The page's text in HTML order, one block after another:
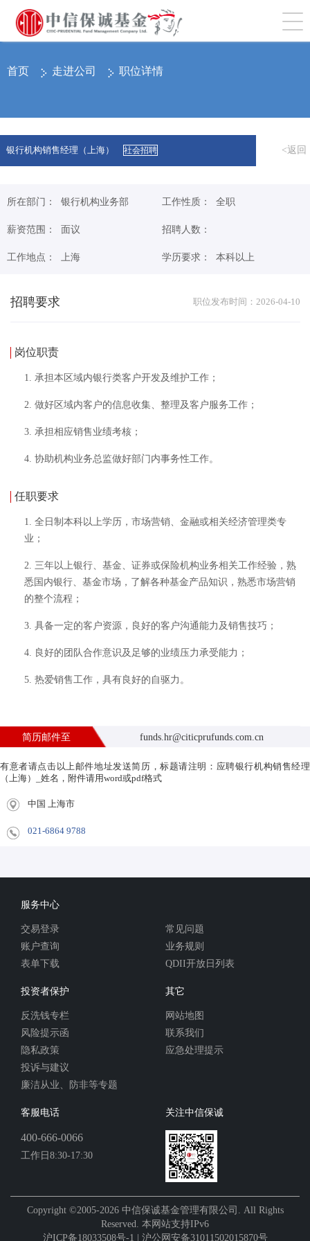
切
首页 走进公司 职位详情
银行机构销售经理（上海） 社会招聘 <返回
所在部门： 银行机构业务部
薪资范围： 面议
工作地点： 上海
工作性质： 全职
招聘人数：
学历要求： 本科以上
招聘要求 职位发布时间：2026-04-10
岗位职责
1. 承担本区域内银行类客户开发及维护工作；
2. 做好区域内客户的信息收集、整理及客户服务工作；
3. 承担相应销售业绩考核；
4. 协助机构业务总监做好部门内事务性工作。
任职要求
1. 全日制本科以上学历，市场营销、金融或相关经济管理类专
业；
2. 三年以上银行、基金、证券或保险机构业务相关工作经验，熟
悉国内银行、基金市场，了解各种基金产品知识，熟悉市场营销
的整个流程；
3. 具备一定的客户资源，良好的客户沟通能力及销售技巧；
4. 良好的团队合作意识及足够的业绩压力承受能力；
5. 热爱销售工作，具有良好的自驱力。
简历邮件至 funds.hr@citicprufunds.com.cn
有意者请点击以上邮件地址发送简历，标题请注明：应聘银行机构销售经理
（上海）_姓名，附件请用word或pdf格式
中国 上海市
021-6864 9788
服务中心
交易登录
账户查询
表单下载
常见问题
业务规则
QDII开放日列表
投资者保护
反洗钱专栏
风险提示函
隐私政策
投诉与建议
廉洁从业、防非等专题
其它
网站地图
联系我们
应急处理提示
客服电话
400-666-0066
工作日8:30-17:30
关注中信保诚
Copyright ©2005-2026 中信保诚基金管理有限公司. All Rights
Reserved. 本网站支持IPv6
沪ICP备18033508号-1 | 沪公网安备31011502015870号